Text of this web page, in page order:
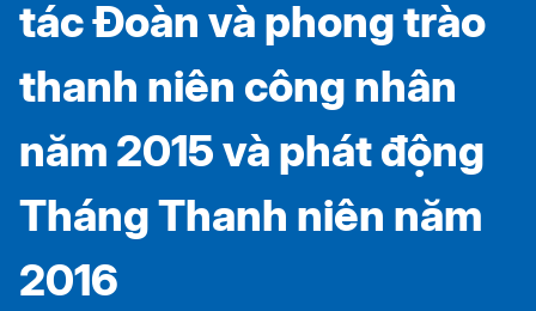
tác Đoàn và phong trào
thanh niên công nhân
năm 2015 và phát động
Tháng Thanh niên năm
2016